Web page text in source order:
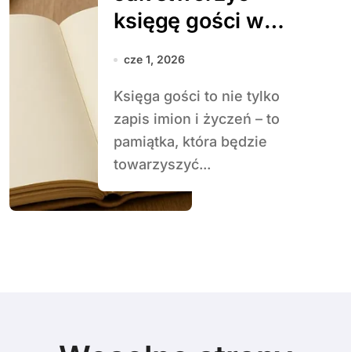
księgę gości w
oryginalnej formie
cze 1, 2026
Księga gości to nie tylko
zapis imion i życzeń – to
pamiątka, która będzie
towarzyszyć...